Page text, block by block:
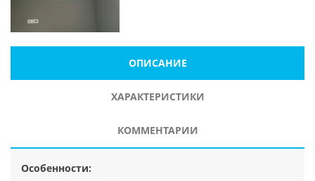
ОПИСАНИЕ
ХАРАКТЕРИСТИКИ
КОММЕНТАРИИ
Особенности: